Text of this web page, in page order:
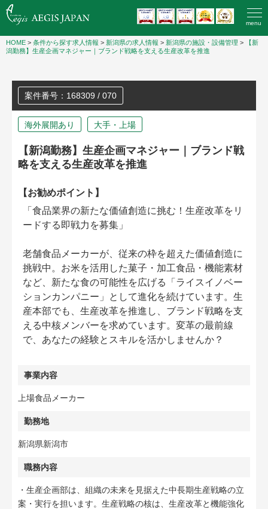
menu
HOME > 条件から探す求人情報 > 新潟県の求人情報 > 新潟県の施設・設備管理 >
【新
潟勤務】生産企画マネジャー｜ブランド戦略を支える生産改革を推進
案件番号：168309 / 070
海外展開あり 大手・上場
【新潟勤務】生産企画マネジャー｜ブランド戦
略を支える生産改革を推進
【お勧めポイント】
「食品業界の新たな価値創造に挑む！生産改革をリ
ードする即戦力を募集」
老舗食品メーカーが、従来の枠を超えた価値創造に
挑戦中。お米を活用した菓子・加工食品・機能素材
など、新たな食の可能性を広げる「ライスイノベー
ションカンパニー」として進化を続けています。生
産本部でも、生産改革を推進し、ブランド戦略を支
える中核メンバーを求めています。変革の最前線
で、あなたの経験とスキルを活かしませんか？
事業内容
上場食品メーカー
勤務地
新潟県新潟市
職務内容
・生産企画部は、組織の未来を見据えた中長期生産戦略の立
案・実行を担います。生産戦略の核は、生産改革と機能強化